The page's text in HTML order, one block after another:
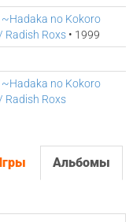
~Hadaka no Kokoro
Radish Roxs • 1999
~Hadaka no Kokoro
Radish Roxs
Альбомы